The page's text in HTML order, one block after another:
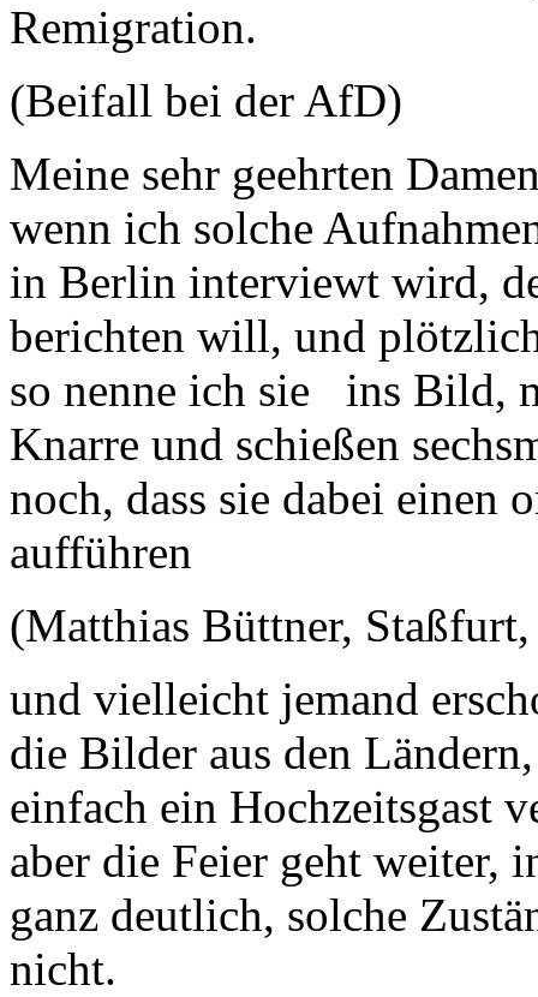
Remigration.
(Beifall bei der AfD)
Meine sehr geehrten
wenn ich solche
in Berlin interviewt wird,
berichten will, und
so nenne ich sie ins Bild,
Knarre und schießen
noch, dass sie dabei einen
aufführen
(Matthias Büttner,
und vielleicht jemand
die Bilder aus den
einfach ein Hochzeitsgast
aber die Feier geht weiter,
ganz deutlich, solche
nicht.